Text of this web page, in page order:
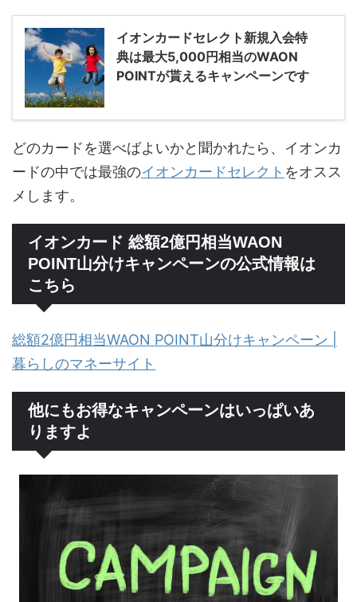
イオンカードセレクト新規入会特
典は最大5,000円相当のWAON
POINTが貰えるキャンペーンです
どのカードを選べばよいかと聞かれたら、イオンカ
ードの中では最強のイオンカードセレクト をオスス
メします。
イオンカード 総額2億円相当WAON
POINT山分けキャンペーンの公式情報は
こちら
総額2億円相当WAON POINT山分けキャンペーン |
暮らしのマネーサイト
他にもお得なキャンペーンはいっぱいあ
りますよ